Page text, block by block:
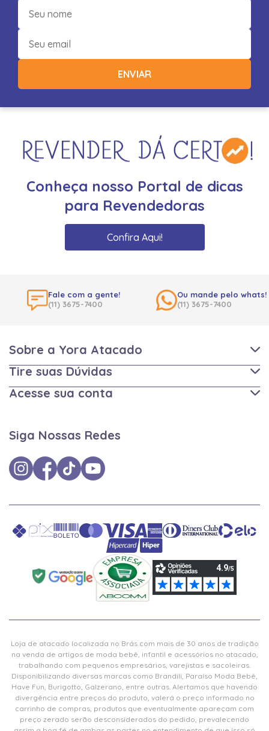
ENVIAR
Conheça nosso Portal de dicas
para Revendedoras
Confira Aqui!
Fale com a gente!
(11) 3675-7400
Ou mande pelo whats!
(11) 3675-7400
Sobre a Yora Atacado
Tire suas Dúvidas
Acesse sua conta
Siga Nossas Redes
Loja de atacado localizada no Brás com mais de 30 anos de tradição
na venda de artigos de moda bebê, infantil e acessórios no atacado,
trabalhando com pequenos empresários, varejistas e sacoleiras.
Disponibilizando diversas marcas como Brandili, Paraíso Moda Bebê,
Have Fun, Burigotto, Galzerano, entre outras. Alertamos que havendo
divergência entre preços do produto, valerá o preço informado no
carrinho de compras, produtos que eventualmente apareçam com
preço zerado serão desconsiderados do pedido, prevalecendo